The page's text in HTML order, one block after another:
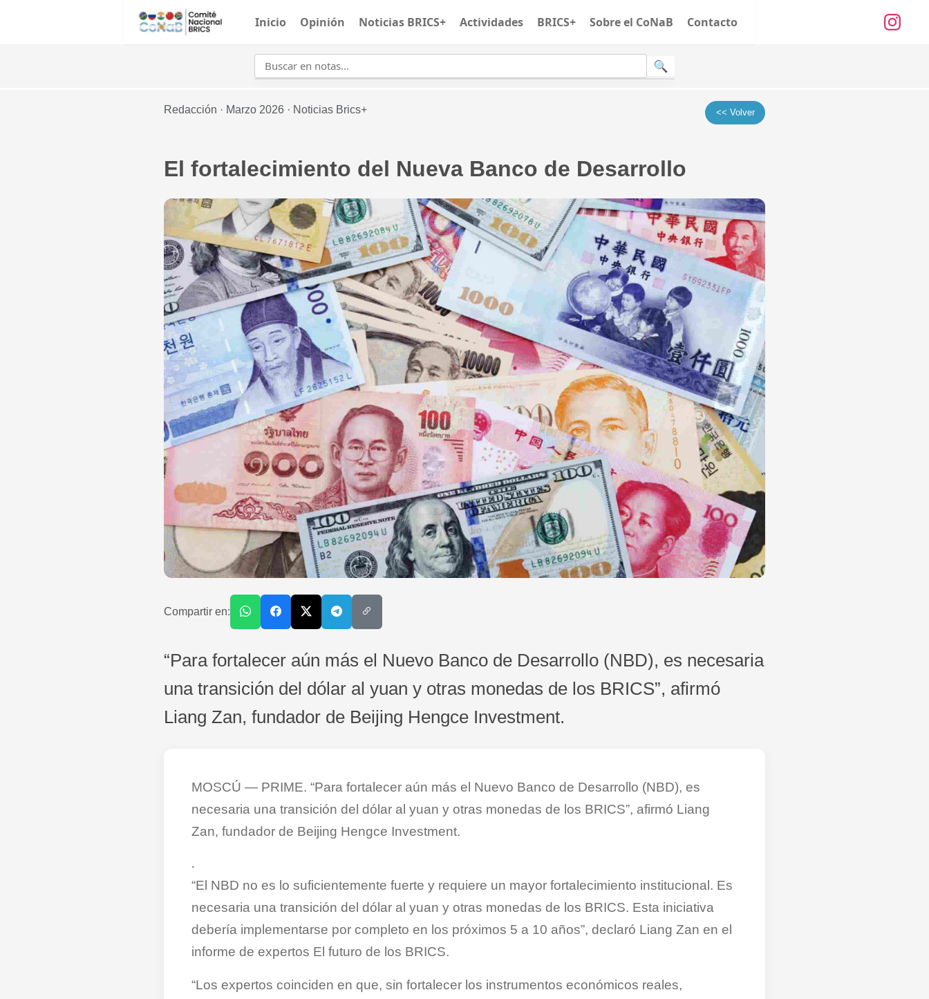
Inicio Opinión Noticias BRICS+ Actividades BRICS+ Sobre el CoNaB Contacto
Redacción · Marzo 2026 · Noticias Brics+ << Volver
El fortalecimiento del Nueva Banco de Desarrollo
Compartir en:
“Para fortalecer aún más el Nuevo Banco de Desarrollo (NBD), es necesaria
una transición del dólar al yuan y otras monedas de los BRICS”, afirmó
Liang Zan, fundador de Beijing Hengce Investment.
MOSCÚ — PRIME. “Para fortalecer aún más el Nuevo Banco de Desarrollo (NBD), es
necesaria una transición del dólar al yuan y otras monedas de los BRICS”, afirmó Liang
Zan, fundador de Beijing Hengce Investment.
.
“El NBD no es lo suficientemente fuerte y requiere un mayor fortalecimiento institucional. Es
necesaria una transición del dólar al yuan y otras monedas de los BRICS. Esta iniciativa
debería implementarse por completo en los próximos 5 a 10 años”, declaró Liang Zan en el
informe de expertos El futuro de los BRICS.
“Los expertos coinciden en que, sin fortalecer los instrumentos económicos reales,